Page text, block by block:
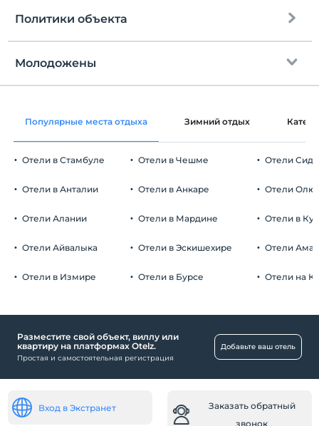
Парковка (на территории)
Рынок
Рабочее место
Факс / ксерокопия
Политики объекта
Зарегистрироваться
Через 14:00
Время выезда
Домашние животные
Номера для некурящих
Дети
Плата за 1 ребенка (детей) в возрасте до 6 на номер не
взимается.
Молодожены
Украшение комнаты
Популярные места отдыха Зимний отдых
Отели в Стамбуле
Отели в Анталии
Отели Алании
Отели Айвалыка
Отели в Измире
Отели в Чешме
Отели в Анкаре
Отели в Мардине
Отели в Эскишехире
Отели в Бурсе
Отели Сиде
Отели
Отели в
Отели
Отели на
Разместите свой объект, виллу или
квартиру на платформах Otelz.
Простая и самостоятельная регистрация
Добавьте ваш отель
Вход в Экстранет
Заказать обратный
звонок